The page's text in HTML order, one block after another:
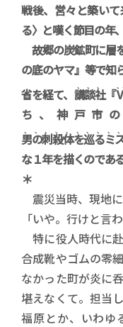
戦後、営々と築い
る〉と嘆く節目の年
故郷の炭鉱町に層
の底のヤマ』等で知
省を経て、 講談社
、、、 『、
ち、神戸市
男の刺殺体を巡るミ
、、、、、、、、、
な１年を描くのであ
＊
震災当時、現地
「いや。行けと言
特に役人時代に
合成靴やゴムの零
なかった町が炎に
堪えなくて。担当
福原とか、いわゆ